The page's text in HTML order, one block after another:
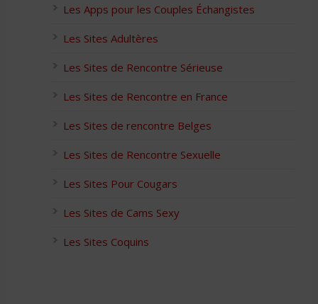
Les Apps pour les Couples Échangistes
Les Sites Adultères
Les Sites de Rencontre Sérieuse
Les Sites de Rencontre en France
Les Sites de rencontre Belges
Les Sites de Rencontre Sexuelle
Les Sites Pour Cougars
Les Sites de Cams Sexy
Les Sites Coquins